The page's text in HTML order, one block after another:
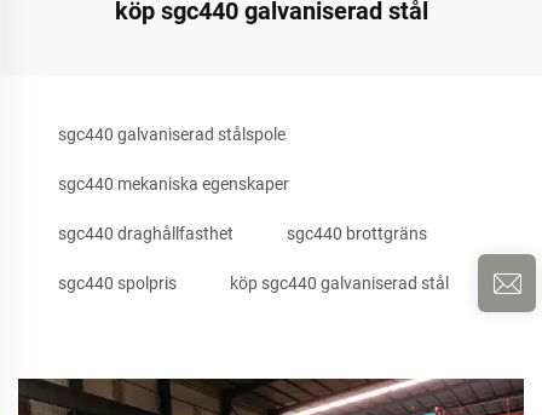
köp sgc440 galvaniserad stål
sgc440 galvaniserad stålspole
sgc440 mekaniska egenskaper
sgc440 draghållfasthet sgc440 brottgräns
sgc440 spolpris köp sgc440 galvaniserad stål